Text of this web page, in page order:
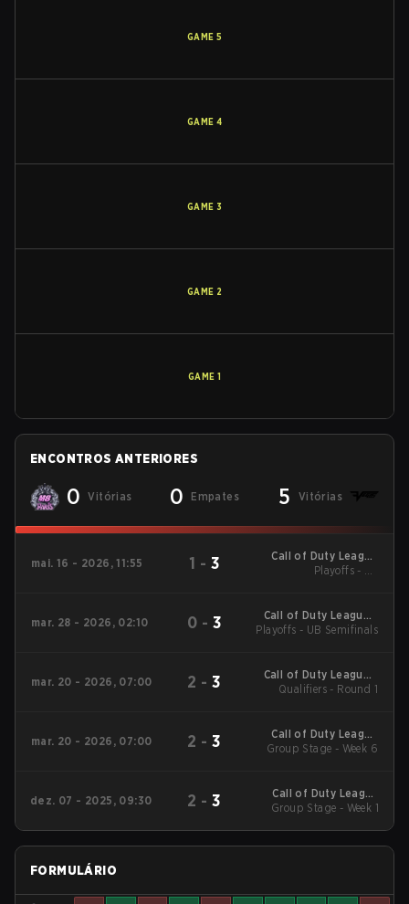
GAME 5
GAME 4
GAME 3
GAME 2
GAME 1
ENCONTROS ANTERIORES
0 Vitórias 0 Empates 5 Vitórias
mai. 16 - 2026, 11:55 1 - 3
Call of Duty League
Major 3
Playoffs - LB
mar. 28 - 2026, 02:10 0 - 3
Call of Duty League -
Call of Duty League
Playoffs - UB Semifinals
mar. 20 - 2026, 07:00 2 -3
Call of Duty League -
Call of Duty League
Qualifiers - Round 1
mar. 20 - 2026, 07:00 2 -3
Call of Duty League
2026 Regular Season
Group Stage - Week 6
dez. 07 - 2025, 09:30 2 -3
Call of Duty League
2026 Regular Season
Group Stage - Week 1
FORMULÁRIO